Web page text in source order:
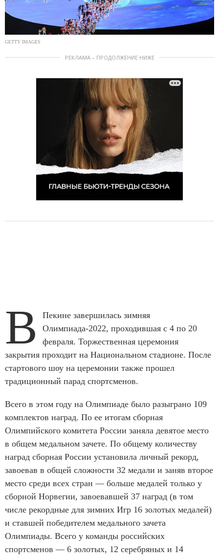
GETTY IMAGES
РЕКЛАМА – ПРОДОЛЖЕНИЕ НИЖЕ
В
Пекине завершилась зимняя
Олимпиада-2022, проходившая с 4 по 20
февраля. Торжественная церемония
закрытия проходит на Национальном стадионе. После
стартового шоу на церемонии также прошел
традиционный парад спортсменов.
Всего в этом году на Олимпиаде было разыграно 109
комплектов наград. По ее итогам сборная
Олимпийского комитета России заняла девятое место
в общем медальном зачете. По общему количеству
наград сборная России установила личный рекорд,
завоевав в общей сложности 32 медали и заняв второе
место среди всех стран — больше медалей только у
сборной Норвегии, завоевавшей 37 наград (в том
числе рекордные для зимних Игр 16 золотых медалей)
и ставшей победителем медального зачета
Олимпиады. Всего у команды российских
спортсменов — 6 золотых, 12 серебряных и 14